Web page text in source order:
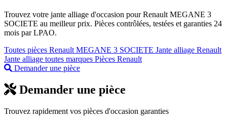
Trouvez votre jante alliage d'occasion pour Renault MEGANE 3
SOCIETE au meilleur prix. Pièces contrôlées, testées et garanties 24
mois par LPAO.
Toutes pièces Renault MEGANE 3 SOCIETE Jante alliage Renault
Jante alliage toutes marques Pièces Renault
Demander une pièce
Demander une pièce
Trouvez rapidement vos pièces d'occasion garanties